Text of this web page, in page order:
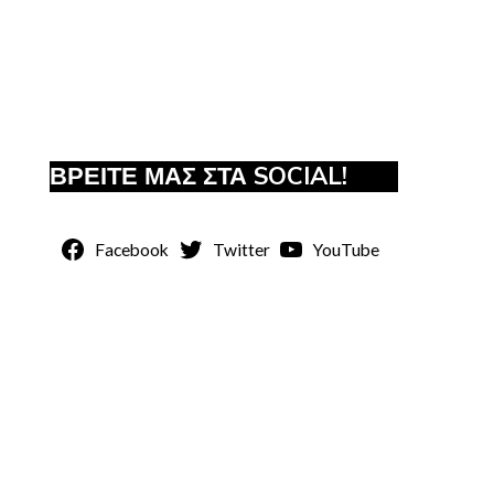
ΒΡΕΙΤΕ ΜΑΣ ΣΤΑ SOCIAL!
Facebook Twitter YouTube